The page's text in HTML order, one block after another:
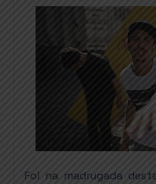
Foi na madrugada